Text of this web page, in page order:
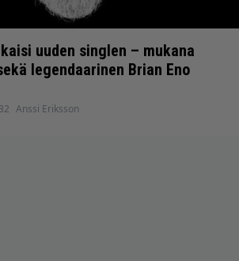
uuden singlen – mukana
legendaarinen Brian Eno
Anssi Eriksson